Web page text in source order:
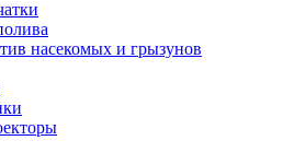
насекомых и грызунов